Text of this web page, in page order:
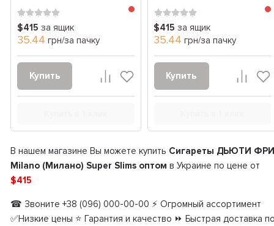
$415 за ящик
35.44 грн/за пачку
Купить
$415 за ящик
35.44 грн/за пачку
Купить
В нашем магазине Вы можете купить Сигареты ДЬЮТИ ФРИ
Milano (Милано) Super Slims оптом в Украине по цене от
$415
☎ Звоните +38 (096) 000-00-00 ⚡ Огромный ассортимент
✅Низкие цены ⭐ Гарантия и качество ⏩ Быстрая доставка